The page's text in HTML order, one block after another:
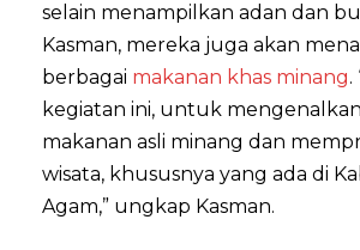
selain menampilkan adan dan
Kasman, mereka juga akan
berbagai makanan khas minang.
kegiatan ini, untuk
makanan asli minang dan
wisata, khususnya yang ada di
Agam,” ungkap Kasman.